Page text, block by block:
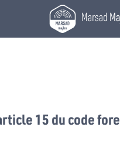
Marsad
15 du code